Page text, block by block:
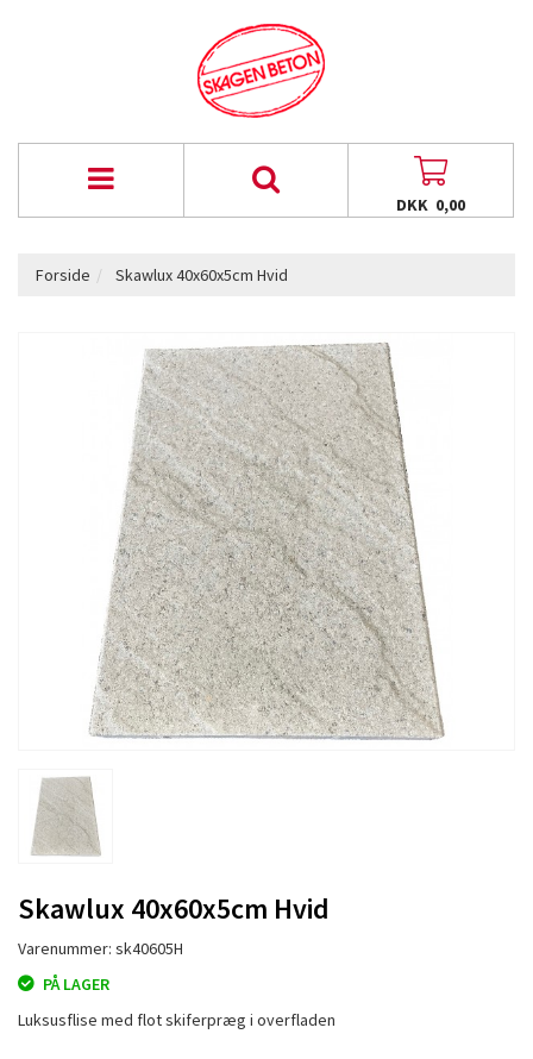
DKK 0,00
Forside Skawlux 40x60x5cm Hvid
Skawlux 40x60x5cm Hvid
Varenummer: sk40605H
PÅ LAGER
Luksusflise med flot skiferpræg i overfladen